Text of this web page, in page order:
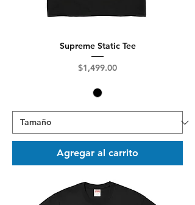
Supreme Static Tee
Precio
$1,499.00
Agregar al carrito